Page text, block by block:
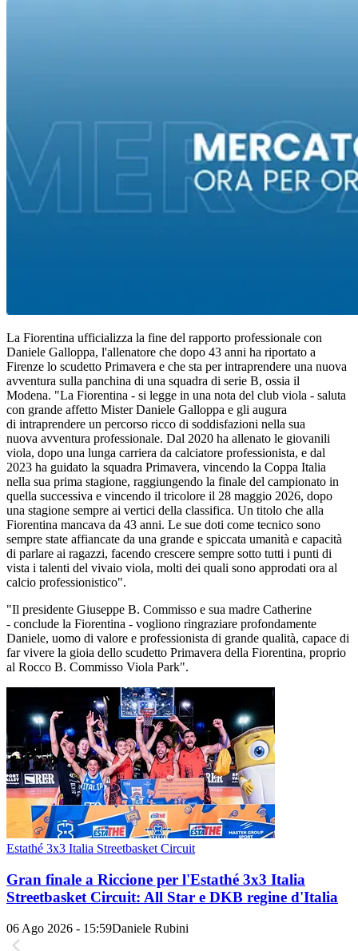
La Fiorentina ufficializza la fine del rapporto professionale con
Daniele Galloppa, l'allenatore che dopo 43 anni ha riportato a
Firenze lo scudetto Primavera e che sta per intraprendere una nuova
avventura sulla panchina di una squadra di serie B, ossia il
Modena. "La Fiorentina - si legge in una nota del club viola - saluta
con grande affetto Mister Daniele Galloppa e gli augura
di intraprendere un percorso ricco di soddisfazioni nella sua
nuova avventura professionale. Dal 2020 ha allenato le giovanili
viola, dopo una lunga carriera da calciatore professionista, e dal
2023 ha guidato la squadra Primavera, vincendo la Coppa Italia
nella sua prima stagione, raggiungendo la finale del campionato in
quella successiva e vincendo il tricolore il 28 maggio 2026, dopo
una stagione sempre ai vertici della classifica. Un titolo che alla
Fiorentina mancava da 43 anni. Le sue doti come tecnico sono
sempre state affiancate da una grande e spiccata umanità e capacità
di parlare ai ragazzi, facendo crescere sempre sotto tutti i punti di
vista i talenti del vivaio viola, molti dei quali sono approdati ora al
calcio professionistico".
"Il presidente Giuseppe B. Commisso e sua madre Catherine
- conclude la Fiorentina - vogliono ringraziare profondamente
Daniele, uomo di valore e professionista di grande qualità, capace di
far vivere la gioia dello scudetto Primavera della Fiorentina, proprio
al Rocco B. Commisso Viola Park".
Estathé 3x3 Italia Streetbasket Circuit
Gran finale a Riccione per l'Estathé 3x3 Italia
Streetbasket Circuit: All Star e DKB regine d'Italia
06 Ago 2026 - 15:59Daniele Rubini